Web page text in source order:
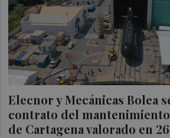
Elecnor y Mecánicas Bolea
contrato del mantenimiento
de Cartagena valorado en